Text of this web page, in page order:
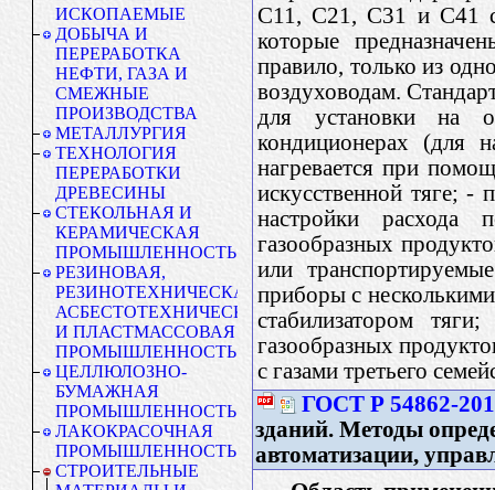
ИСКОПАЕМЫЕ
ДОБЫЧА И
ПЕРЕРАБОТКА
НЕФТИ, ГАЗА И
СМЕЖНЫЕ
ПРОИЗВОДСТВА
МЕТАЛЛУРГИЯ
ТЕХНОЛОГИЯ
ПЕРЕРАБОТКИ
ДРЕВЕСИНЫ
СТЕКОЛЬНАЯ И
КЕРАМИЧЕСКАЯ
ПРОМЫШЛЕННОСТЬ
РЕЗИНОВАЯ,
РЕЗИНОТЕХНИЧЕСКАЯ,
АСБЕСТОТЕХНИЧЕСКАЯ
И ПЛАСТМАССОВАЯ
ПРОМЫШЛЕННОСТЬ
ЦЕЛЛЮЛОЗНО-
БУМАЖНАЯ
ПРОМЫШЛЕННОСТЬ
ЛАКОКРАСОЧНАЯ
ПРОМЫШЛЕННОСТЬ
СТРОИТЕЛЬНЫЕ
C11, C21, C31 и C41
которые
правило, только из
воздуховодам.
для установки на
кондиционерах (для
нагревается при
искусственной тяге; -
настройки расхода
газообразных
или
приборы с
стабилизатором
газообразных
с газами третьего
ГОСТ Р 54862-
зданий. Методы
автоматизации,